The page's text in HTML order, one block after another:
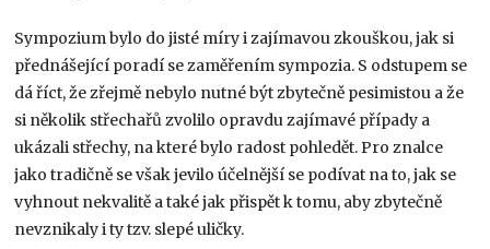
Sympozium bylo do jisté míry i zajímavou zkouškou, jak si
přednášející poradí se zaměřením sympozia. S odstupem se
dá říct, že zřejmě nebylo nutné být zbytečně pesimistou a že
si několik střechařů zvolilo opravdu zajímavé případy a
ukázali střechy, na které bylo radost pohledět. Pro znalce
jako tradičně se však jevilo účelnější se podívat na to, jak se
vyhnout nekvalitě a také jak přispět k tomu, aby zbytečně
nevznikaly i ty tzv. slepé uličky.